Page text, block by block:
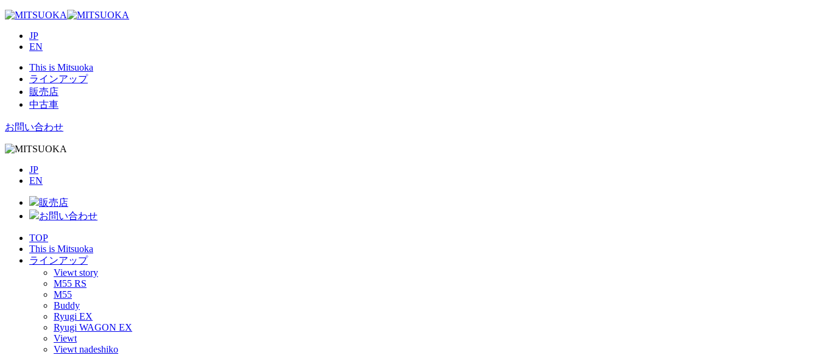
JP
EN
This is Mitsuoka
ラインアップ
販売店
中古車
お問い合わせ
JP
EN
販売店
お問い合わせ
TOP
This is Mitsuoka
ラインアップ
Viewt story
M55 RS
M55
Buddy
Ryugi EX
Ryugi WAGON EX
Viewt
Viewt nadeshiko